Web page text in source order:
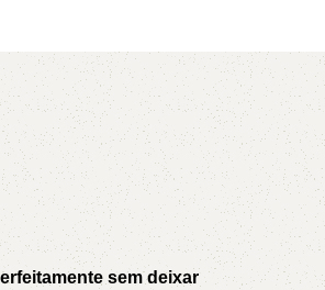
AVX
CC
sem deixar